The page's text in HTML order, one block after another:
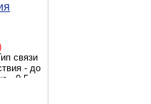
связи
- до
- 0.5